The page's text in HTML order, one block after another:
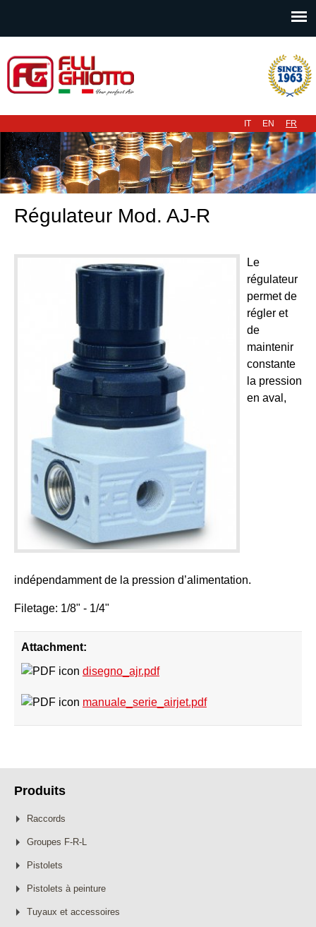
IT EN FR
Régulateur Mod. AJ-R
Le
régulateur
permet de
régler et
de
maintenir
constante
la pression
en aval,
indépendamment de la pression d’alimentation.
Filetage: 1/8" - 1/4"
Attachment:
disegno_ajr.pdf
manuale_serie_airjet.pdf
Produits
Raccords
Groupes F-R-L
Pistolets
Pistolets à peinture
Tuyaux et accessoires